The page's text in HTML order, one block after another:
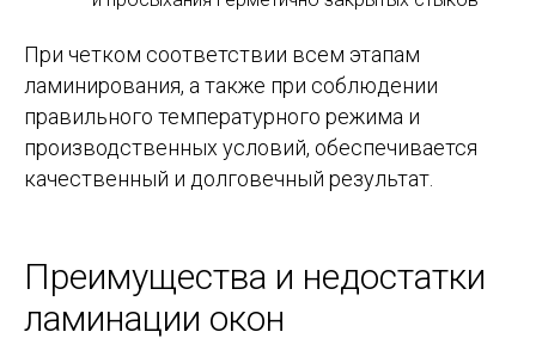
При четком соответствии всем этапам
ламинирования, а также при соблюдении
правильного температурного режима и
производственных условий, обеспечивается
качественный и долговечный результат.
Преимущества и недостатки
ламинации окон